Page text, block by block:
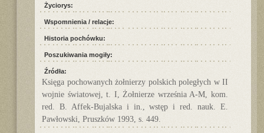
Życiorys:
Wspomnienia / relacje:
Historia pochówku:
Poszukiwania mogiły:
Źródła:
Księga pochowanych żołnierzy polskich poległych w II
wojnie światowej, t. I, Żołnierze września A-M, kom.
red. B. Affek-Bujalska i in., wstęp i red. nauk. E.
Pawłowski, Pruszków 1993, s. 449.